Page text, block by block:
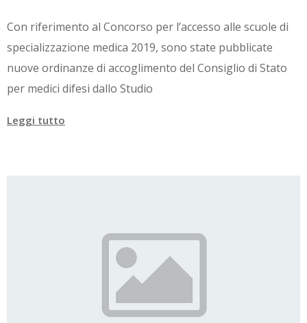
Con riferimento al Concorso per l’accesso alle scuole di
specializzazione medica 2019, sono state pubblicate
nuove ordinanze di accoglimento del Consiglio di Stato
per medici difesi dallo Studio
Leggi tutto